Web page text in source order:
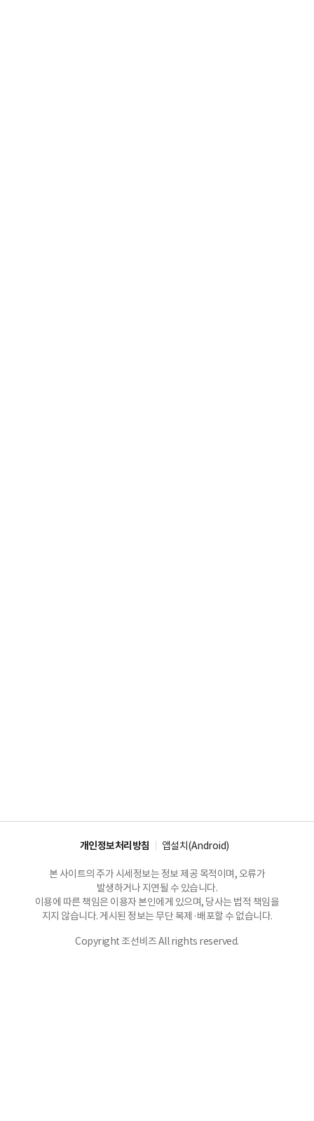
개인정보처리방침 앱설치(Android)
본 사이트의 주가 시세정보는 정보 제공 목적이며, 오류가
발생하거나 지연될 수 있습니다.
이용에 따른 책임은 이용자 본인에게 있으며, 당사는 법적 책임을
지지 않습니다. 게시된 정보는 무단 복제·배포할 수 없습니다.
Copyright 조선비즈 All rights reserved.